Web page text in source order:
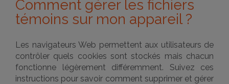
Comment gérer les fichiers
témoins sur mon appareil ?
Les navigateurs Web permettent aux utilisateurs de
contrôler quels cookies sont stockés mais chacun
fonctionne légèrement différemment. Suivez ces
instructions pour savoir comment supprimer et gérer